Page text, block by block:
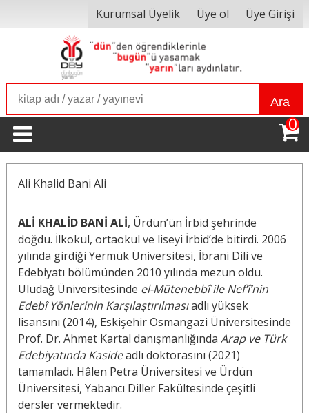
Kurumsal Üyelik Üye ol Üye Girişi
Ara
0
Ali Khalid Bani Ali
ALİ KHALİD BANİ ALİ, Ürdün’ün İrbid şehrinde
doğdu. İlkokul, ortaokul ve liseyi İrbid’de bitirdi. 2006
yılında girdiği Yermük Üniversitesi, İbrani Dili ve
Edebiyatı bölümünden 2010 yılında mezun oldu.
Uludağ Üniversitesinde el-Mütenebbî ile Nef’î’nin
Edebî Yönlerinin Karşılaştırılmasıadlı yüksek
lisansını (2014), Eskişehir Osmangazi Üniversitesinde
Prof. Dr. Ahmet Kartal danışmanlığında Arap ve Türk
Edebiyatında Kasideadlı doktorasını (2021)
tamamladı. Hâlen Petra Üniversitesi ve Ürdün
Üniversitesi, Yabancı Diller Fakültesinde çeşitli
dersler vermektedir.